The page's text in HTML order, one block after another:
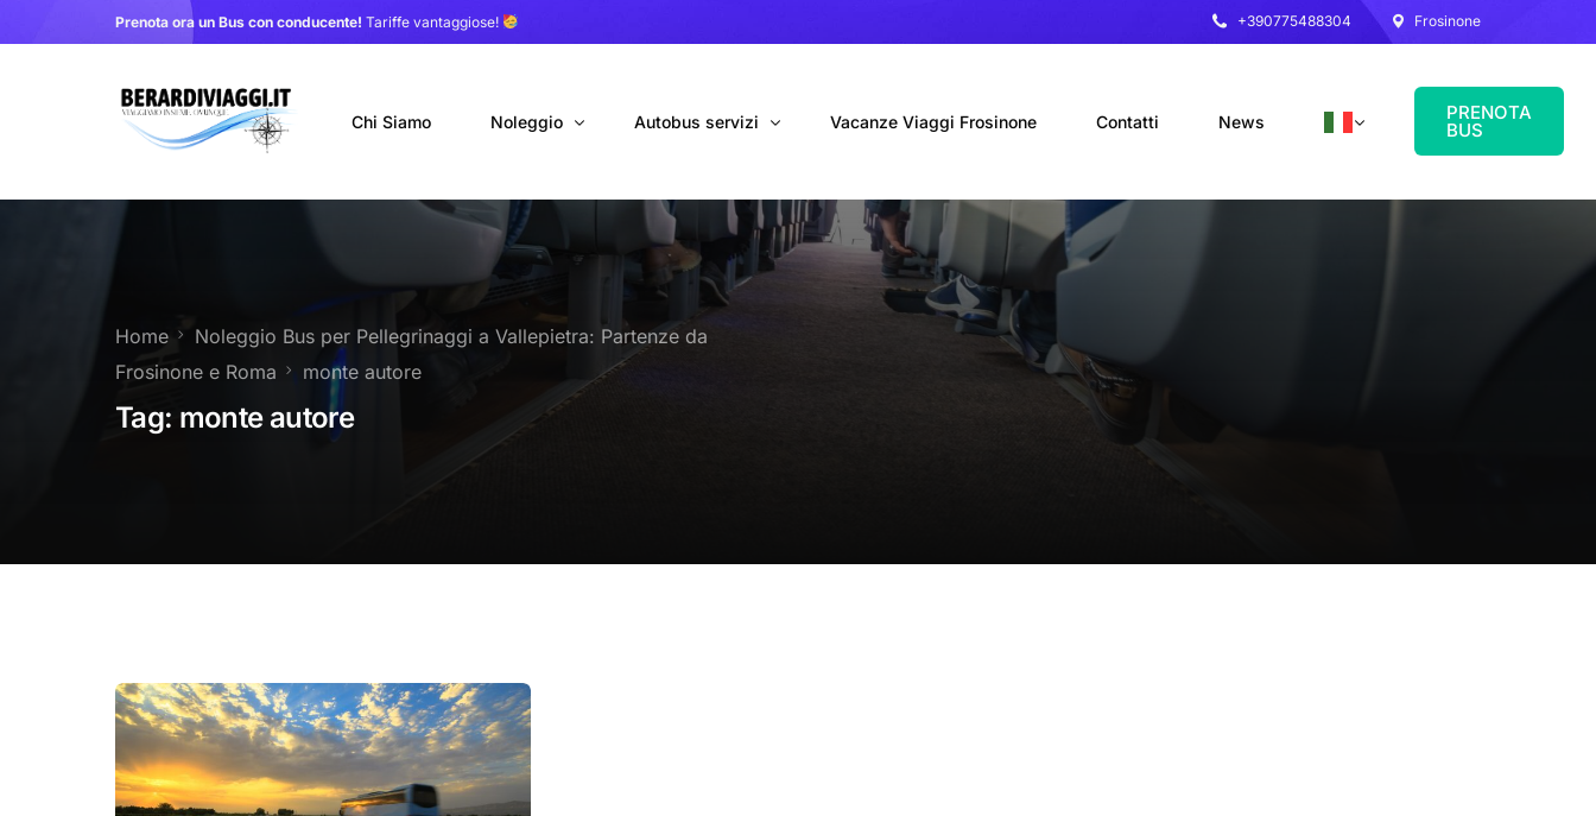
Prenota ora un Bus con conducente! Tariffe vantaggiose! +390775488304 Frosinone
Chi Siamo Noleggio
Autobus con conducente
Noleggio autobus Tour organizzati
Noleggio 9 Posti Online
Trasferimenti privati
Autobus servizi
Navetta Autobus da Fiumicino
Navetta Autobus da Ciampino
Autobus per Tour privati
Vacanze Viaggi Frosinone Contatti News PRENOTA
BUS
Home
Noleggio Bus per Pellegrinaggi a Vallepietra: Partenze da
Frosinone e Roma
monte autore
Tag: monte autore